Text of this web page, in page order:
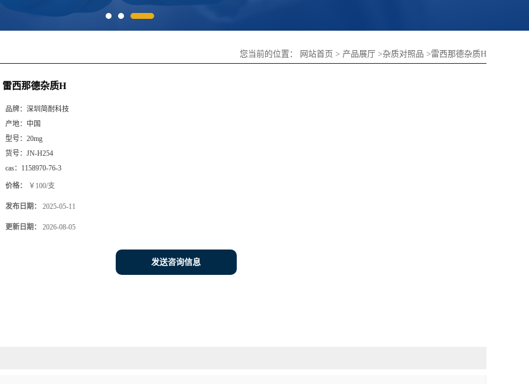
您当前的位置： 网站首页 > 产品展厅 >杂质对照品 >雷西那德杂质H
雷西那德杂质H
品牌： 深圳简耐科技
产地： 中国
型号： 20mg
货号： JN-H254
cas： 1158970-76-3
价格： ￥100/支
发布日期： 2025-05-11
更新日期： 2026-08-05
发送咨询信息